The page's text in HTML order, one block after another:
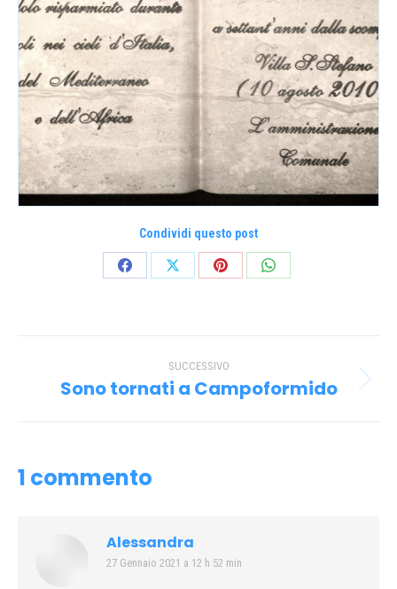
Condividi questo post
CondividiCondividiCondividiCondividi
tra SUCCESSIVO
Prossimo
Sono tornati a Campoformido
1 commento
Alessandra
says:
27 Gennaio 2021 a 12 h 52 min